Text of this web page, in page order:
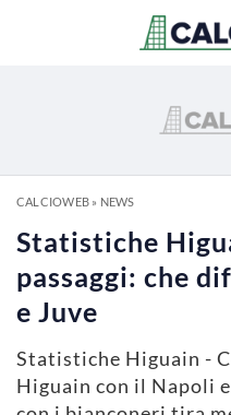
CALCIOWEB» NEWS
Statistiche
passaggi: che
e Juve
Statistiche Higuain -
Higuain con il Napoli